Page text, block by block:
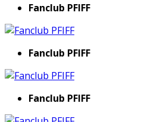
Fanclub PFIFF
Fanclub PFIFF
Fanclub PFIFF